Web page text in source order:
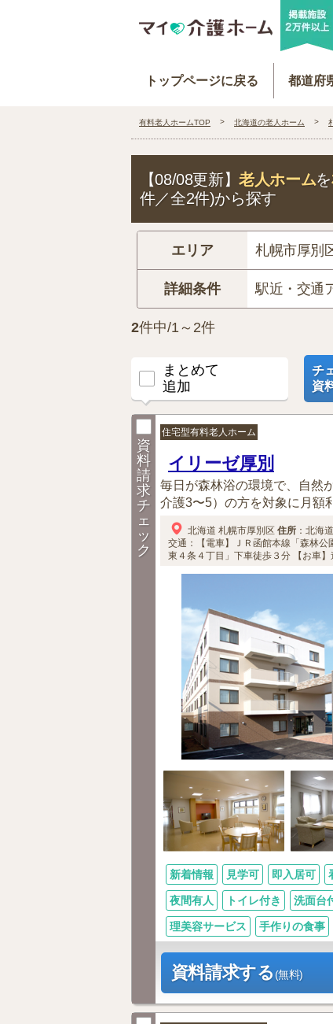
トップページに戻る 都道府
有料老人ホームTOP 北海道の老人ホーム
【08/08更新】老人ホームを
件／全2件)から探す
エリア 札幌市厚別
詳細条件 駅近・交通
2件中/1～2件
まとめて
追加
チ
資
資
料
請
求
チ
ェ
ッ
ク
住宅型有料老人ホーム
イリーゼ厚別
毎日が森林浴の環境で、自然
介護3〜5）の方を対象に月額
北海道 札幌市厚別区 住所 ： 北海道
交通：【電車】ＪＲ函館本線「森林公
東４条４丁目」下車徒歩３分 【お車
新着情報 見学可 即入居可
夜間有人 トイレ付き 洗面台
理美容サービス 手作りの食事
資料請求する(無料)